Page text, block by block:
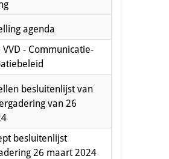
agenda
- Communicatie-
besluitenlijst van
van 26
besluitenlijst
26 maart 2024